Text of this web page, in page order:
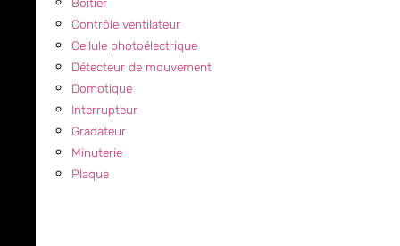
Contrôle ventilateur
Cellule photoélectrique
Détecteur de mouvement
Domotique
Interrupteur
Gradateur
Minuterie
Plaque